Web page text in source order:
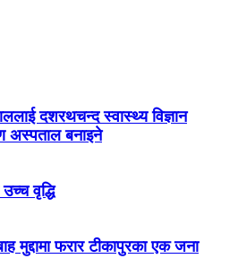
दशरथचन्द स्वास्थ्य विज्ञान
अस्पताल बनाइने
वृद्धि
मुद्दामा फरार टीकापुरका एक जना